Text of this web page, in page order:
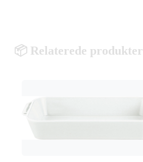
📦 Relaterede produkter